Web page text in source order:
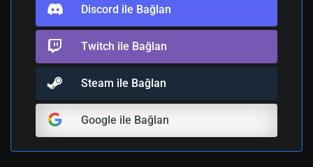
Discord ile Bağlan
Twitch ile Bağlan
Steam ile Bağlan
Google ile Bağlan